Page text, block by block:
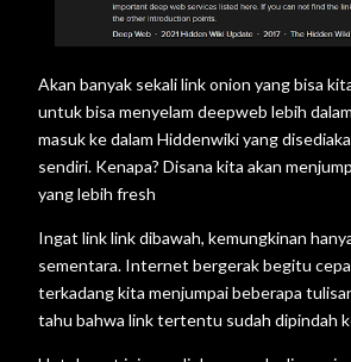
Akan banyak sekali link onion yang bisa
untuk bisa menyelam deepweb lebih
masuk ke dalam Hiddenwiki yang
sendiri. Kenapa? Disana kita akan
yang lebih fresh
Ingat link link dibawah, kemungkinan
sementara. Internet bergerak begitu
terkadang kita menjumpai beberapa
tahu bahwa link tertentu sudah dipindah